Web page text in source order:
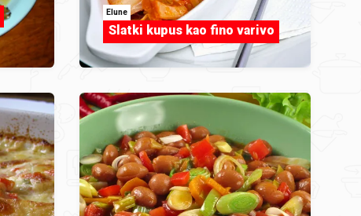
Elune
Slatki kupus kao fino varivo